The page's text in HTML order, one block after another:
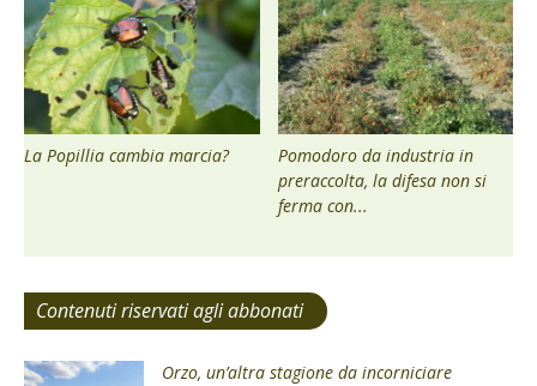
La Popillia cambia marcia?
Pomodoro da industria in
preraccolta, la difesa non si
ferma con...
Contenuti riservati agli abbonati
Orzo, un’altra stagione da incorniciare